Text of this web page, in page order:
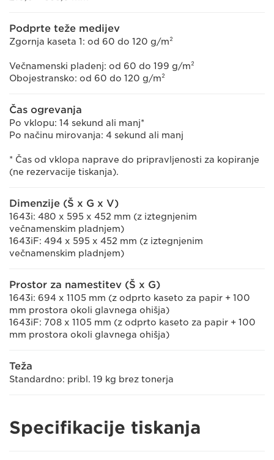
Podprte teže medijev
Zgornja kaseta 1: od 60 do 120 g/m²
Večnamenski pladenj: od 60 do 199 g/m²
Obojestransko: od 60 do 120 g/m²
Čas ogrevanja
Po vklopu: 14 sekund ali manj*
Po načinu mirovanja: 4 sekund ali manj
* Čas od vklopa naprave do pripravljenosti za kopiranje
(ne rezervacije tiskanja).
Dimenzije (Š x G x V)
1643i: 480 x 595 x 452 mm (z iztegnjenim
večnamenskim pladnjem)
1643iF: 494 x 595 x 452 mm (z iztegnjenim
večnamenskim pladnjem)
Prostor za namestitev (Š x G)
1643i: 694 x 1105 mm (z odprto kaseto za papir + 100
mm prostora okoli glavnega ohišja)
1643iF: 708 x 1105 mm (z odprto kaseto za papir + 100
mm prostora okoli glavnega ohišja)
Teža
Standardno: pribl. 19 kg brez tonerja
Specifikacije tiskanja